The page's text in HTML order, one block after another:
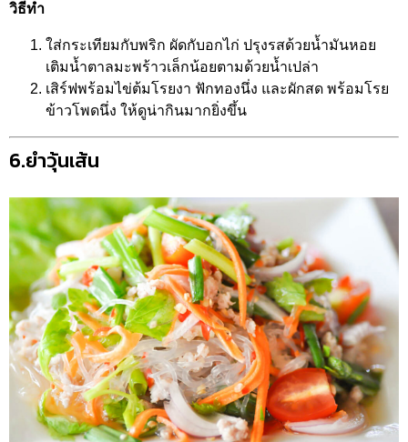
วิธีทำ
ใส่กระเทียมกับพริก ผัดกับอกไก่ ปรุงรสด้วยน้ำมันหอย
เติมน้ำตาลมะพร้าวเล็กน้อยตามด้วยน้ำเปล่า
เสิร์ฟพร้อมไข่ต้มโรยงา ฟักทองนึ่ง และผักสด พร้อมโรย
ข้าวโพดนึ่ง ให้ดูน่ากินมากยิ่งขึ้น
6.ยำวุ้นเส้น